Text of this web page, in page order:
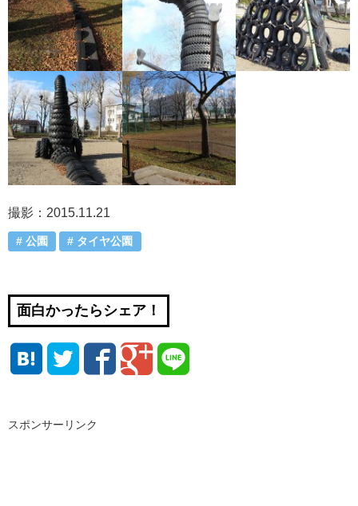
撮影：2015.11.21
公園 タイヤ公園
面白かったらシェア！
スポンサーリンク